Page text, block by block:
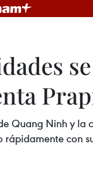
Quang Ninh y la
rápidamente con